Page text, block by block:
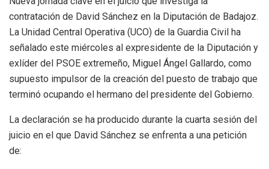
contratación de David Sánchez en la Diputación de Badajoz.
La Unidad Central Operativa (UCO) de la Guardia Civil ha
señalado este miércoles al expresidente de la Diputación y
exlíder del PSOE extremeño, Miguel Ángel Gallardo, como
supuesto impulsor de la creación del puesto de trabajo que
terminó ocupando el hermano del presidente del Gobierno.
La declaración se ha producido durante la cuarta sesión del
juicio en el que David Sánchez se enfrenta a una petición
de: